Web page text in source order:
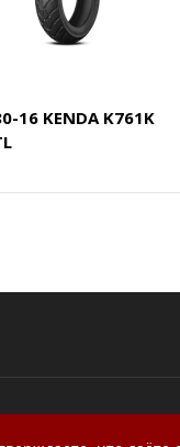
16 KENDA K761K